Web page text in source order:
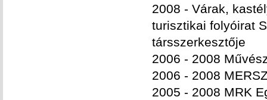
2008 - Várak,
turisztikai folyóirat
társszerkesztője
2006 - 2008
2006 - 2008
2005 - 2008 MRK